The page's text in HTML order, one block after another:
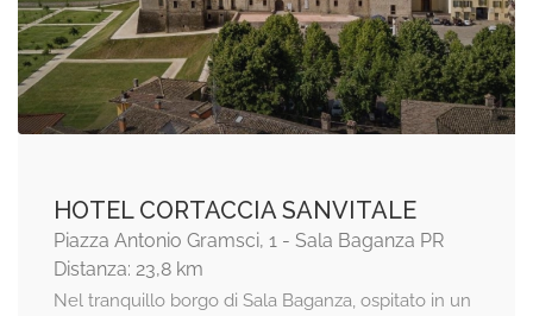
HOTEL CORTACCIA SANVITALE
Piazza Antonio Gramsci, 1 - Sala Baganza PR
Distanza: 23,8 km
Nel tranquillo borgo di Sala Baganza, ospitato in un